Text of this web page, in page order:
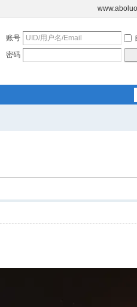
账号
密码